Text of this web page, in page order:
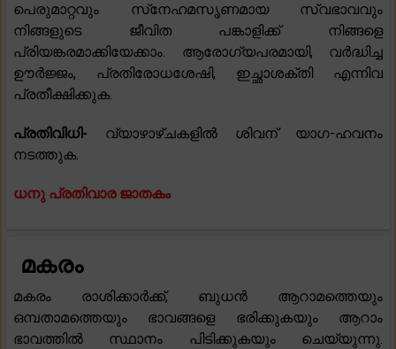
പെരുമാറ്റവും സ്‌നേഹമസൃണമായ സ്വഭാവവും
നിങ്ങളുടെ ജീവിത പങ്കാളിക്ക് നിങ്ങളെ
പ്രിയങ്കരമാക്കിയേക്കാം. ആരോഗ്യപരമായി, വർദ്ധിച്ച
ഊർജ്ജം, പ്രതിരോധശേഷി, ഇച്ഛാശക്തി എന്നിവ
പ്രതീക്ഷിക്കുക.
പ്രതിവിധി- വ്യാഴാഴ്ചകളിൽ ശിവന് യാഗ-ഹവനം
നടത്തുക.
ധനു പ്രതിവാര ജാതകം
മകരം
മകരം രാശിക്കാർക്ക്, ബുധൻ ആറാമത്തെയും
ഒമ്പതാമത്തെയും ഭാവങ്ങളെ ഭരിക്കുകയും ആറാം
ഭാവത്തിൽ സ്ഥാനം പിടിക്കുകയും ചെയ്യുന്നു.